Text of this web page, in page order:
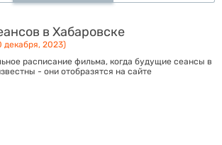
в Хабаровске
декабря, 2023)
расписание фильма, когда будущие сеансы в
- они отобразятся на сайте